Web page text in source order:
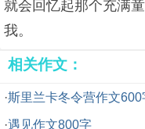
就会回忆起那个充满
我。
相关作文：
·斯里兰卡冬令营作文600
·遇见作文800字